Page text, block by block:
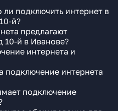
подключить интернет в
й?
предлагают
10-й в Иванове?
интернета и
подключение интернета
подключение